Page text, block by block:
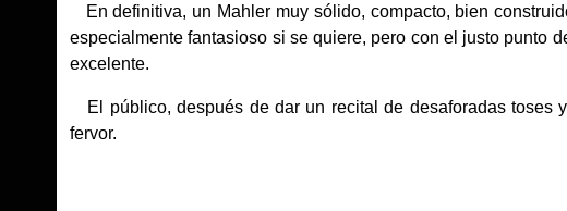
En definitiva, un Mahler muy sólido, compacto, bien
especialmente fantasioso si se quiere, pero con el justo punto
excelente.
El público, después de dar un recital de desaforadas toses
fervor.